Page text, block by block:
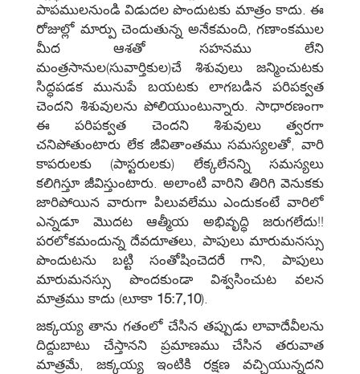
పాపములనుండి విడుదల పొందుటకు మాత్రం కాదు. ఈ
రోజుల్లో మార్పు చెందుతున్న అనేకమంది, గణాంకముల
మీద ఆశతో సహనము లేని
మంత్రసానుల(సువార్తికుల)చే శిశువులు జన్మించుటకు
సిద్ధపడక మునుపే బయటకు లాగబడిన పరిపక్వత
చెందని శిశువులను పోలియుంటున్నారు. సాధారణంగా
ఈ పరిపక్వత చెందని శిశువులు త్వరగా
చనిపోతుంటారు లేక జీవితాంతము సమస్యలతో, వారి
కాపరులకు (పాస్టరులకు) లేక్కలేనన్ని సమస్యలు
కలిగిస్తూ జీవిస్తుంటారు. అలాంటి వారిని తిరిగి వెనుకకు
జారిపోయిన వారుగా పిలువలేము ఎందుకంటే వారిలో
ఎన్నడూ మొదట ఆత్మీయ అభివృద్ధి జరుగలేదు!!
పరలోకమందున్న దేవదూతలు, పాపులు మారుమనస్సు
పొందుటను బట్టి సంతోషించెదరే గాని, పాపులు
మారుమనస్సు పొందకుండా విశ్వసించుట వలన
మాత్రము కాదు (లూకా 15:7,10).
జక్కయ్య తాను గతంలో చేసిన తప్పుడు లావాదేవీలను
దిద్దుబాటు చేస్తానని ప్రమాణము చేసిన తరువాత
మాత్రమే, జక్కయ్య ఇంటికి రక్షణ వచ్చియున్నదని